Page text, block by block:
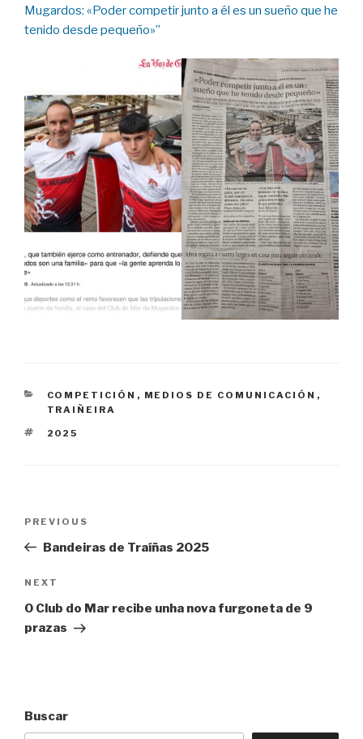
Mugardos: «Poder competir junto a él es un sueño que he
tenido desde pequeño»”
CATEGORIES
COMPETICIÓN , MEDIOS DE COMUNICACIÓN ,
TRAIÑEIRA
TAGS
2025
entradas
Previous
Post
PREVIOUS
Bandeiras de Traíñas 2025
Next
Post
NEXT
O Club do Mar recibe unha nova furgoneta de 9
prazas
Buscar